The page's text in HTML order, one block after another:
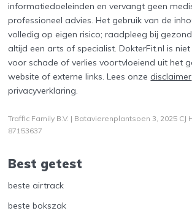
informatiedoeleinden en vervangt geen
professioneel advies. Het gebruik van de
volledig op eigen risico; raadpleeg bij
altijd een arts of specialist. DokterFit.nl is
voor schade of verlies voortvloeiend uit het
website of externe links. Lees onzedisclaimer
privacyverklaring.
Traffic Family B.V. | Batavierenplantsoen 3, 2025 CJ
87153637
Best getest
beste airtrack
beste bokszak